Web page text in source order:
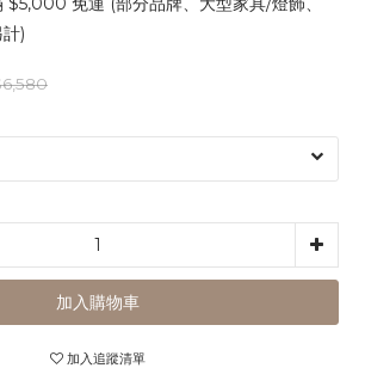
)
加入購物車
加入追蹤清單